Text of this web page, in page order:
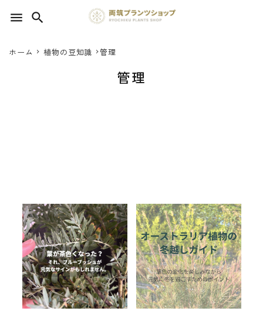
menu search
FOOD 食品
BLOG ブログ
INFORMATIOM
ご利用ガイド
ホーム 植物の豆知識 管理
管理
アカシア・ブルーブッ
シュ｜葉が茶色くなる
原因と正しい対処法
【枯れた？病気？の不
安を解消】
2025.12.17
アカシア
オーストラリア植物
最新の読み物
管理
オーストラリア植物の
冬越しガイド｜葉色の
変化を楽しみながら、
元気に冬を過ごすため
のポイント
2025.12.03
オーストラリア植物
最新の読み物
水やり
管理
防寒対策